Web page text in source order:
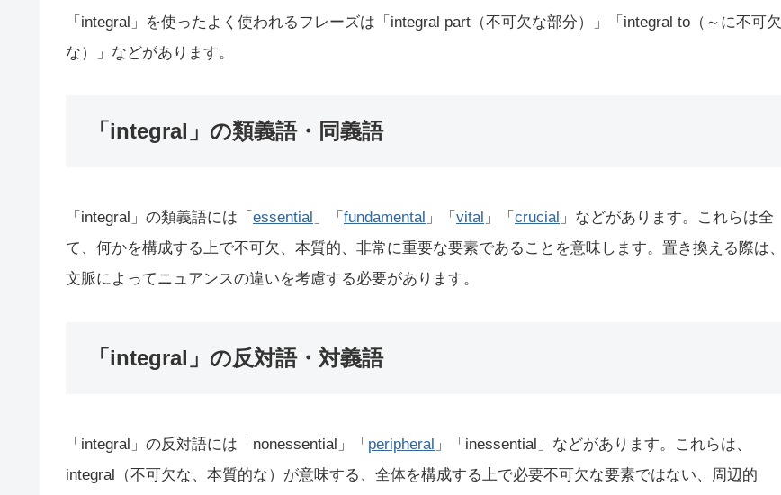
「integral」を使ったよく使われるフレーズは「integral part（不可欠な部分）」「integral to（～に不可欠
な）」などがあります。
「integral」の類義語・同義語
「integral」の類義語には「 essential 」「 fundamental 」「 vital 」「 crucial 」などがあります。これらは全
て、何かを構成する上で不可欠、本質的、非常に重要な要素であることを意味します。置き換える際は、
文脈によってニュアンスの違いを考慮する必要があります。
「integral」の反対語・対義語
「integral」の反対語には「nonessential」「 peripheral 」「inessential」などがあります。これらは、
integral（不可欠な、本質的な）が意味する、全体を構成する上で必要不可欠な要素ではない、周辺的